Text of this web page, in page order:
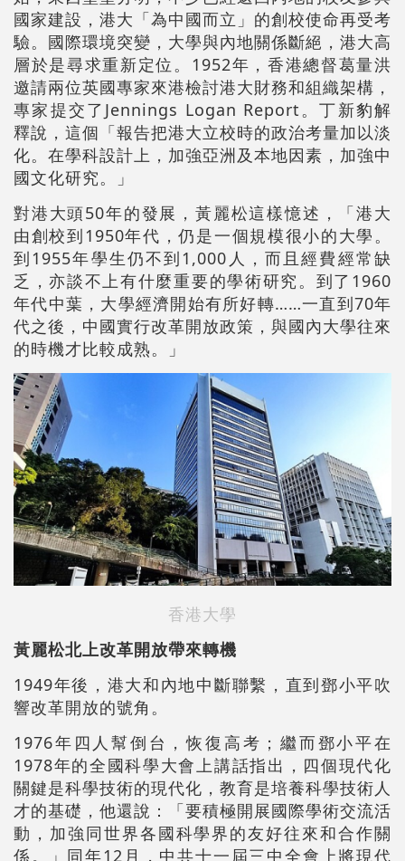
國家建設，港大「為中國而立」的創校使命再受考
驗。國際環境突變，大學與內地關係斷絕，港大高
層於是尋求重新定位。1952年，香港總督葛量洪
邀請兩位英國專家來港檢討港大財務和組織架構，
專家提交了Jennings Logan Report。丁新豹解
釋說，這個「報告把港大立校時的政治考量加以淡
化。在學科設計上，加強亞洲及本地因素，加強中
國文化研究。」
對港大頭50年的發展，黃麗松這樣憶述，「港大
由創校到1950年代，仍是一個規模很小的大學。
到1955年學生仍不到1,000人，而且經費經常缺
乏，亦談不上有什麼重要的學術研究。到了1960
年代中葉，大學經濟開始有所好轉……一直到70年
代之後，中國實行改革開放政策，與國內大學往來
的時機才比較成熟。」
香港大學
黃麗松北上改革開放帶來轉機
1949年後，港大和內地中斷聯繫，直到鄧小平吹
響改革開放的號角。
1976年四人幫倒台，恢復高考；繼而鄧小平在
1978年的全國科學大會上講話指出，四個現代化
關鍵是科學技術的現代化，教育是培養科學技術人
才的基礎，他還說：「要積極開展國際學術交流活
動，加強同世界各國科學界的友好往來和合作關
係。」同年12月，中共十一屆三中全會上將現代